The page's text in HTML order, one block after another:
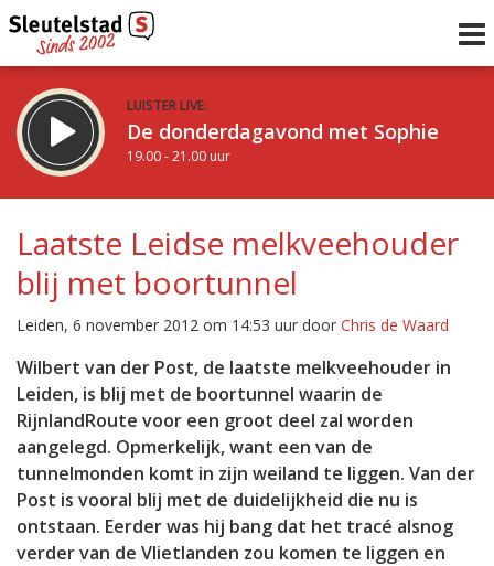
LUISTER LIVE:
De donderdagavond met Sophie
19.00 - 21.00 uur
De avond van Sleutelstad
21.00 - 0.00 uur
Vorig uur
uur 1 van 0
Inklappen
Laatste Leidse melkveehouder
blij met boortunnel
Leiden, 6 november 2012 om 14:53 uur door Chris de Waard
Wilbert van der Post, de laatste melkveehouder in
Leiden, is blij met de boortunnel waarin de
RijnlandRoute voor een groot deel zal worden
aangelegd. Opmerkelijk, want een van de
tunnelmonden komt in zijn weiland te liggen. Van der
Post is vooral blij met de duidelijkheid die nu is
ontstaan. Eerder was hij bang dat het tracé alsnog
verder van de Vlietlanden zou komen te liggen en